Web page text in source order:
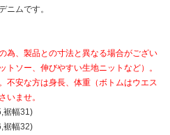
ニムです。
為、製品との寸法と異なる場合がござい
トソー、伸びやすい生地ニットなど）。
不安な方は身長、体重（ボトムはウエス
いませ。
裾幅31)
裾幅32)